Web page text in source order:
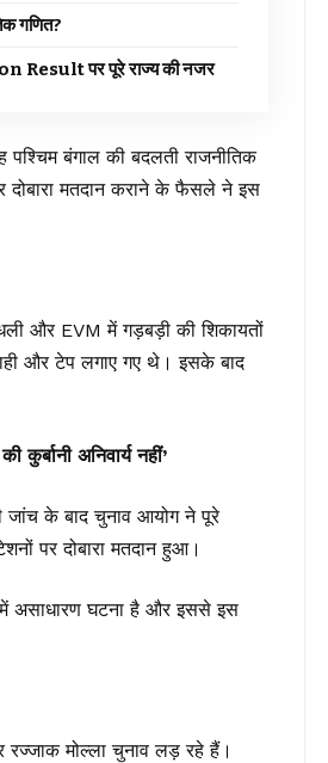
गणित?
Result पर पूरे राज्य की नजर
पश्चिम बंगाल की बदलती राजनीतिक
दोबारा मतदान कराने के फैसले ने इस
और EVM में गड़बड़ी की शिकायतों
और टेप लगाए गए थे। इसके बाद
अनिवार्य नहीं’
जांच के बाद चुनाव आयोग ने पूरे
पर दोबारा मतदान हुआ।
में असाधारण घटना है और इससे इस
रज्जाक मोल्ला चुनाव लड़ रहे हैं।